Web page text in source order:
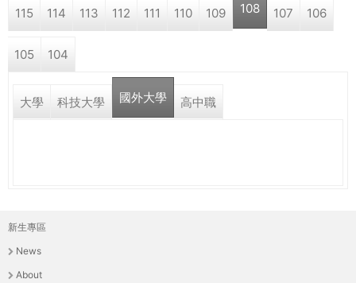
學
培
養
具
a
r
e
r
e
115 114 113 112 111 110 109 108 107 106
105 104
大學 科技大學 國外大學 高中職
主
選
新生專區
News
About